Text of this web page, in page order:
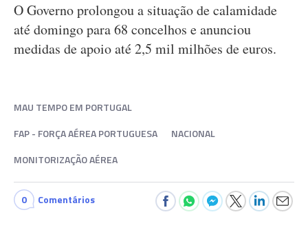
O Governo prolongou a situação de calamidade
até domingo para 68 concelhos e anunciou
medidas de apoio até 2,5 mil milhões de euros.
MAU TEMPO EM PORTUGAL
FAP - FORÇA AÉREA PORTUGUESA
NACIONAL
MONITORIZAÇÃO AÉREA
0 Comentários